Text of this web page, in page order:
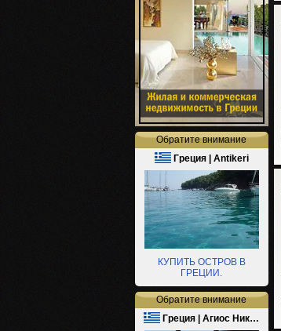
Обратите внимание
Греция | Antikeri
КУПИТЬ ОСТРОВ В
ГРЕЦИИ.
Обратите внимание
Греция | Агиос Ник…